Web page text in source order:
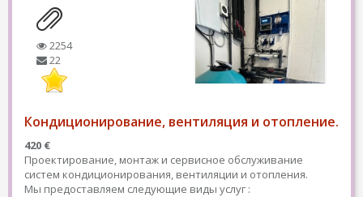
2254
22
Кондиционирование, вентиляция и отопление.
420 €
Проектирование, монтаж и сервисное обслуживание
систем кондиционирования, вентиляции и отопления.
Мы предоставляем следующие виды услуг :